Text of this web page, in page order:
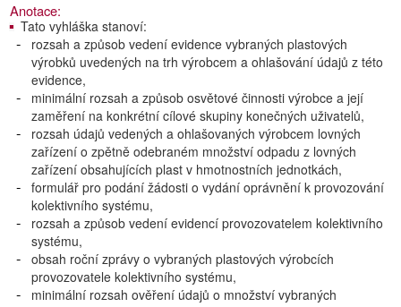
Anotace:
Tato vyhláška stanoví:
rozsah a způsob vedení evidence vybraných plastových
výrobků uvedených na trh výrobcem a ohlašování údajů z této
evidence,
minimální rozsah a způsob osvětové činnosti výrobce a její
zaměření na konkrétní cílové skupiny konečných uživatelů,
rozsah údajů vedených a ohlašovaných výrobcem lovných
zařízení o zpětně odebraném množství odpadu z lovných
zařízení obsahujících plast v hmotnostních jednotkách,
formulář pro podání žádosti o vydání oprávnění k provozování
kolektivního systému,
rozsah a způsob vedení evidencí provozovatelem kolektivního
systému,
obsah roční zprávy o vybraných plastových výrobcích
provozovatele kolektivního systému,
minimální rozsah ověření údajů o množství vybraných